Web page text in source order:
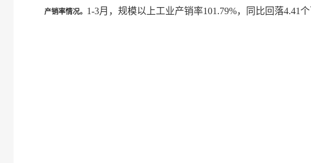
产销率情况。 1-3月，规模以上工业产销率101.79%，同比回落4.41个